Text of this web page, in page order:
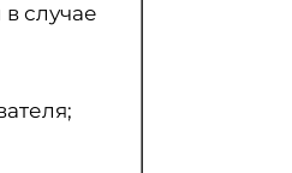
случае